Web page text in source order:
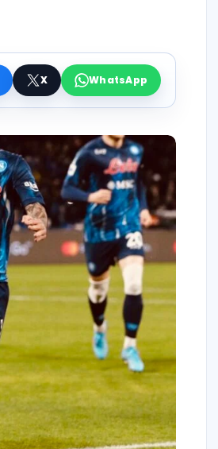
X WhatsApp